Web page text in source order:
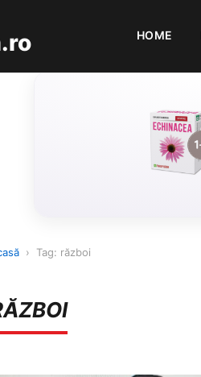
HOME
› Tag: război